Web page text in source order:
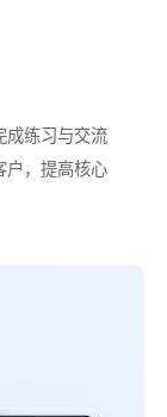
成练习与交流
户，提高核心